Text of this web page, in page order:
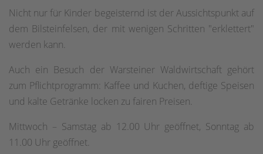
Nicht nur für Kinder begeisternd ist der Aussichtspunkt auf
dem Bilsteinfelsen, der mit wenigen Schritten "erklettert"
werden kann.
Auch ein Besuch der Warsteiner Waldwirtschaft gehört
zum Pflichtprogramm: Kaffee und Kuchen, deftige Speisen
und kalte Getränke locken zu fairen Preisen.
Mittwoch – Samstag ab 12.00 Uhr geöffnet, Sonntag ab
11.00 Uhr geöffnet.